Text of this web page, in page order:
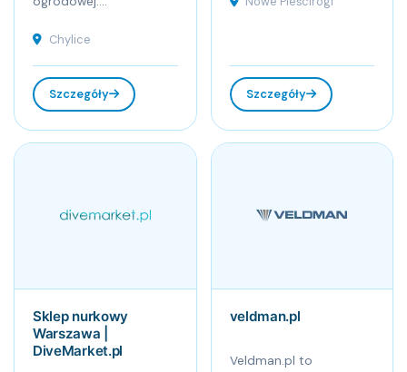
Chylice
Szczegóły Szczegóły
Sklep nurkowy
Warszawa |
DiveMarket.pl
veldman.pl
Veldman.pl to